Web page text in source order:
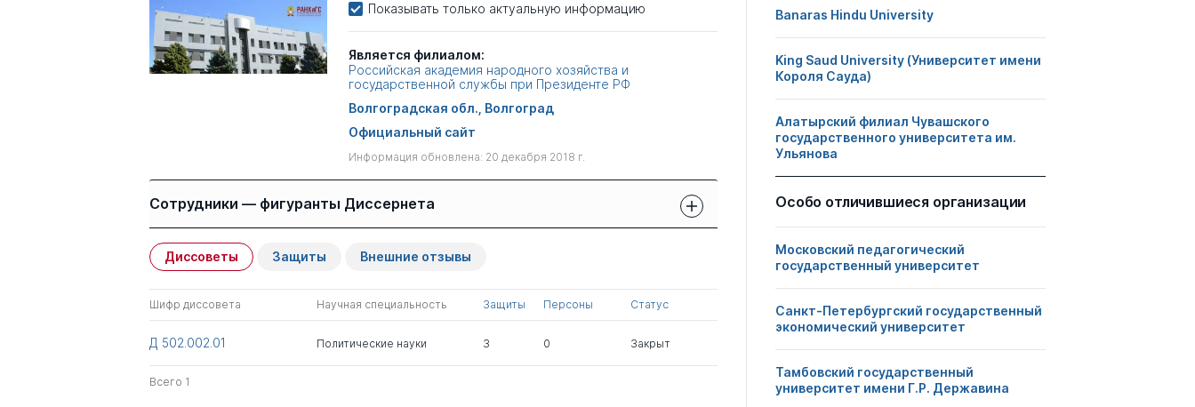
Показывать только актуальную информацию
Является филиалом:
Российская академия народного хозяйства и
государственной службы при Президенте РФ
Волгоградская обл., Волгоград
Официальный сайт
Информация обновлена: 20 декабря 2018 г.
Сотрудники — фигуранты Диссернета
Имя Степень
свои
Филиппов Петр
Мартынович
д.ю.н. 0 0
Кузеванова Ангелина
Леонидовна
д.соц.н. 0 0 12
Диссоветы Защиты Внешние отзывы
Шифр диссовета Научная специальность Защиты Персоны Статус
Д 502.002.01 Политические науки 3 0 Закрыт
Всего 1
Banaras Hindu University
King Saud University (Университет имени
Короля Сауда)
Алатырский филиал Чувашского
государственного университета им.
Ульянова
Особо отличившиеся организации
Московский педагогический
государственный университет
Санкт-Петербургский государственный
экономический университет
Тамбовский государственный
университет имени Г.Р. Державина